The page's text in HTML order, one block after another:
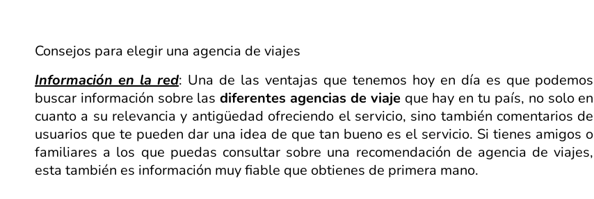
Consejos para elegir una agencia de viajes
Información en la red: Una de las ventajas que tenemos hoy en día es que podemos
buscar información sobre lasdiferentes agencias de viajeque hay en tu país, no solo en
cuanto a su relevancia y antigüedad ofreciendo el servicio, sino también comentarios de
usuarios que te pueden dar una idea de que tan bueno es el servicio. Si tienes amigos o
familiares a los que puedas consultar sobre una recomendación de agencia de viajes,
esta también es información muy fiable que obtienes de primera mano.